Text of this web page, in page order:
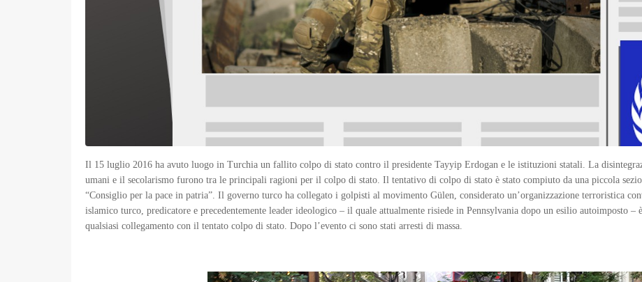
Il 15 luglio 2016 ha avuto luogo in Turchia un fallito colpo di stato contro il presidente Tayyip Erdogan e le istituzioni statali. La
umani e il secolarismo furono tra le principali ragioni per il colpo di stato. Il tentativo di colpo di stato è stato compiuto da una piccola
“Consiglio per la pace in patria”. Il governo turco ha collegato i golpisti al movimento Gülen, considerato un’organizzazione terroristica
islamico turco, predicatore e precedentemente leader ideologico – il quale attualmente risiede in Pennsylvania dopo un esilio autoimposto
qualsiasi collegamento con il tentato colpo di stato. Dopo l’evento ci sono stati arresti di massa.